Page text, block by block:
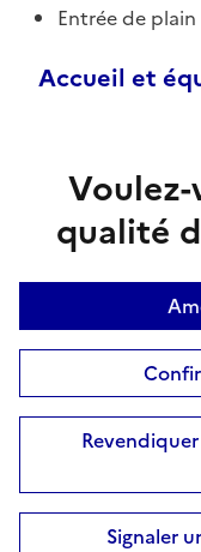
Entrée de
Accueil et
qualité
Signaler